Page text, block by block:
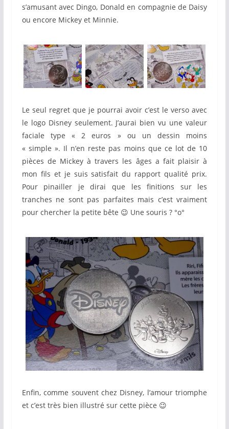
s’amusant avec Dingo, Donald en compagnie de Daisy
ou encore Mickey et Minnie.
Le seul regret que je pourrai avoir c’est le verso avec
le logo Disney seulement. J’aurai bien vu une valeur
faciale type « 2 euros » ou un dessin moins
« simple ». Il n’en reste pas moins que ce lot de 10
pièces de Mickey à travers les âges a fait plaisir à
mon fils et je suis satisfait du rapport qualité prix.
Pour pinailler je dirai que les finitions sur les
tranches ne sont pas parfaites mais c’est vraiment
pour chercher la petite bête 😉 Une souris ? °o°
Enfin, comme souvent chez Disney, l’amour triomphe
et c’est très bien illustré sur cette pièce 😉